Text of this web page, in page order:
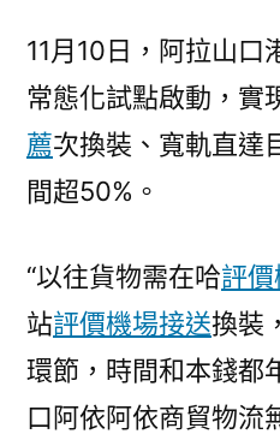
11月10日，阿拉山口
常態化試點啟動，實
薦次換裝、寬軌直達
間超50%。
“以往貨物需在哈評
站評價機場接送換裝
環節，時間和本錢都
口阿依阿依商貿物流